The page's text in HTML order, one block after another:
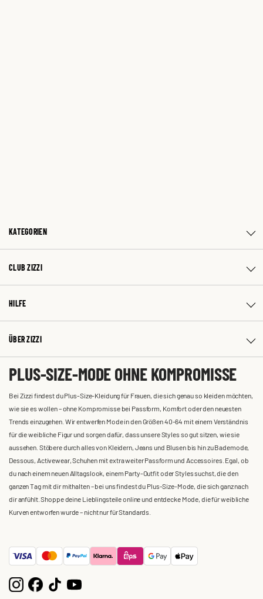
KATEGORIEN
CLUB ZIZZI
HILFE
ÜBER ZIZZI
PLUS-SIZE-MODE OHNE KOMPROMISSE
Bei Zizzi findest du Plus-Size-Kleidung für Frauen, die sich genau so kleiden möchten,
wie sie es wollen – ohne Kompromisse bei Passform, Komfort oder den neuesten
Trends einzugehen. Wir entwerfen Mode in den Größen 40-64 mit einem Verständnis
für die weibliche Figur und sorgen dafür, dass unsere Styles so gut sitzen, wie sie
aussehen. Stöbere durch alles von Kleidern, Jeans und Blusen bis hin zu Bademode,
Dessous, Activewear, Schuhen mit extra weiter Passform und Accessoires. Egal, ob
du nach einem neuen Alltagslook, einem Party-Outfit oder Styles suchst, die den
ganzen Tag mit dir mithalten – bei uns findest du Plus-Size-Mode, die sich ganz nach
dir anfühlt. Shoppe deine Lieblingsteile online und entdecke Mode, die für weibliche
Kurven entworfen wurde – nicht nur für Standards.